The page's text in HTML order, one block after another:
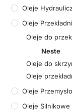
Oleje
Oleje
Oleje do
Neste
Oleje do
Oleje
Oleje
Oleje Silnikowe